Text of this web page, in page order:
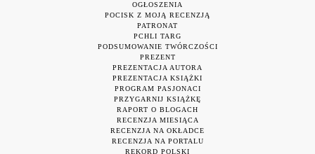
OGŁOSZENIA
POCISK Z MOJĄ RECENZJĄ
PATRONAT
PCHLI TARG
PODSUMOWANIE TWÓRCZOŚCI
PREZENT
PREZENTACJA AUTORA
PREZENTACJA KSIĄŻKI
PROGRAM PASJONACI
PRZYGARNIJ KSIĄŻKĘ
RAPORT O BLOGACH
RECENZJA MIESIĄCA
RECENZJA NA OKŁADCE
RECENZJA NA PORTALU
REKORD POLSKI